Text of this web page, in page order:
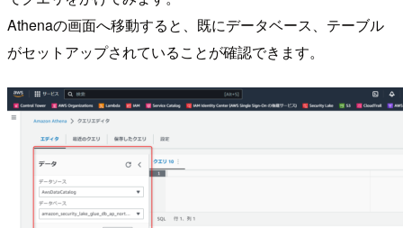
Athenaの画面へ移動すると、既にデータベース、テーブル
がセットアップされていることが確認できます。